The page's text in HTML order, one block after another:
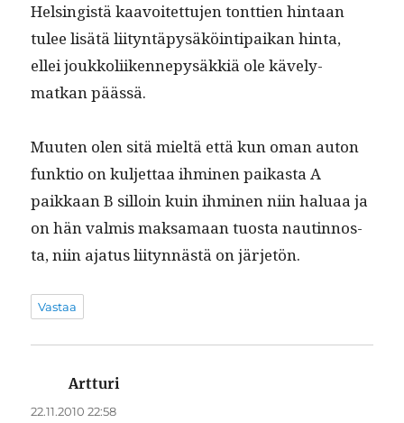
Helsingistä kaavoitet­tu­jen tont­tien hin­taan
tulee lisätä liityn­täpysäköin­tipaikan hin­ta,
ellei joukkoli­iken­nepysäkkiä ole käve­ly­
matkan päässä.
Muuten olen sitä mieltä että kun oman auton
funk­tio on kul­jet­taa ihmi­nen paikas­ta A
paikkaan B sil­loin kuin ihmi­nen niin halu­aa ja
on hän valmis mak­samaan tuos­ta nautin­nos­
ta, niin aja­tus liityn­nästä on järjetön.
Vastaa
Artturi
22.11.2010 22:58